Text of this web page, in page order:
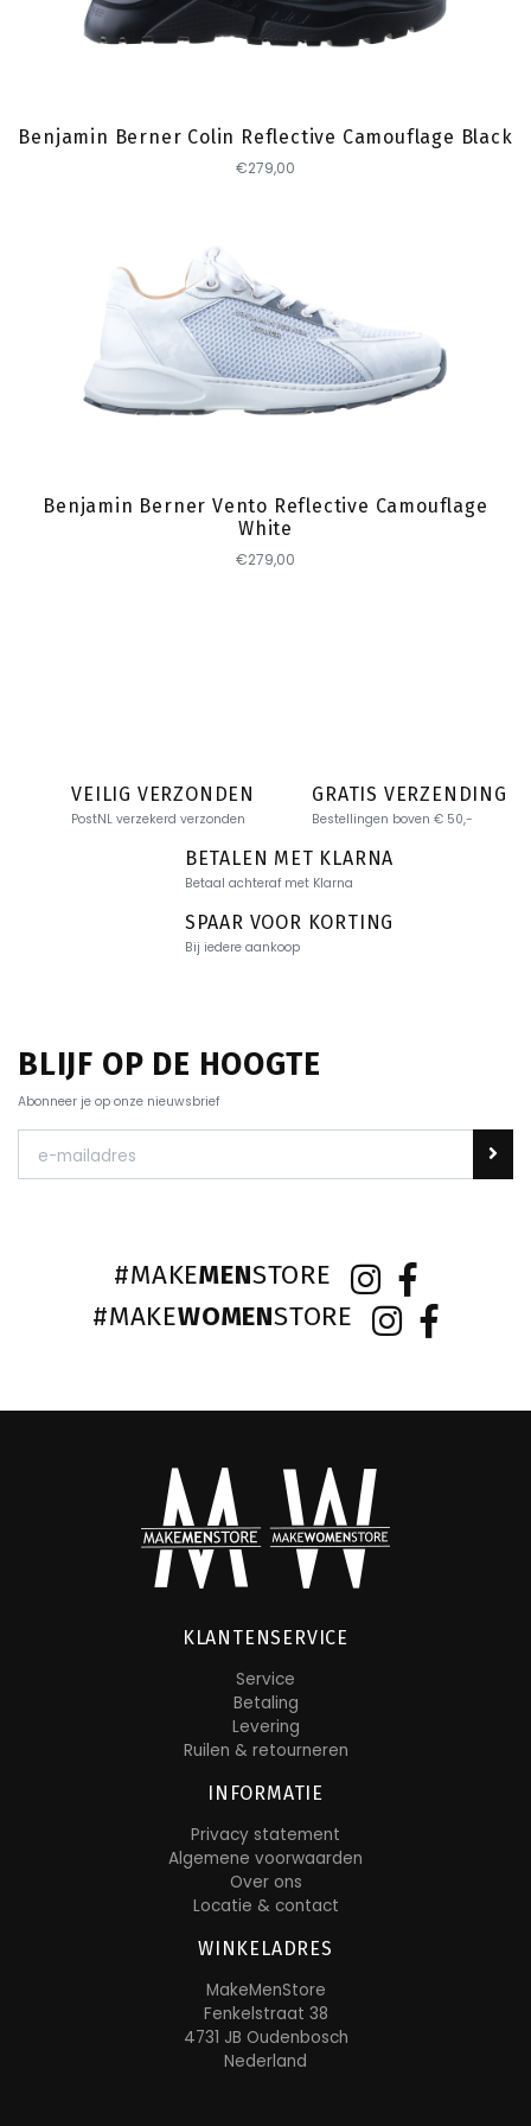
Benjamin Berner Colin Reflective Camouflage Black
€279,00
Benjamin Berner Vento Reflective Camouflage
White
€279,00
VEILIG VERZONDEN
PostNL verzekerd verzonden
GRATIS VERZENDING
Bestellingen boven € 50,-
BETALEN MET KLARNA
Betaal achteraf met Klarna
SPAAR VOOR KORTING
Bij iedere aankoop
BLIJF OP DE HOOGTE
Abonneer je op onze nieuwsbrief
#MAKEMENSTORE
#MAKEWOMENSTORE
KLANTENSERVICE
Service
Betaling
Levering
Ruilen & retourneren
INFORMATIE
Privacy statement
Algemene voorwaarden
Over ons
Locatie & contact
WINKELADRES
MakeMenStore
Fenkelstraat 38
4731 JB Oudenbosch
Nederland